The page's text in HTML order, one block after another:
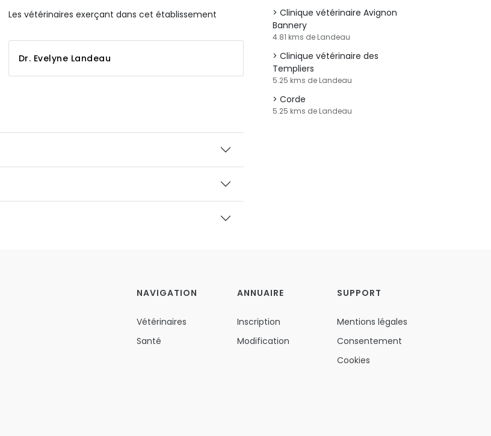
Les vétérinaires exerçant dans cet établissement
Dr. Evelyne Landeau
Clinique vétérinaire Avignon
Bannery
4.81 kms de Landeau
Clinique vétérinaire des
Templiers
5.25 kms de Landeau
Corde
5.25 kms de Landeau
NAVIGATION
Vétérinaires
Santé
ANNUAIRE
Inscription
Modification
SUPPORT
Mentions légales
Consentement
Cookies